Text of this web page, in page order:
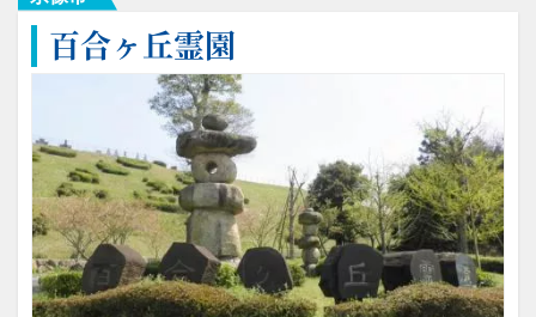
百合ヶ丘霊園